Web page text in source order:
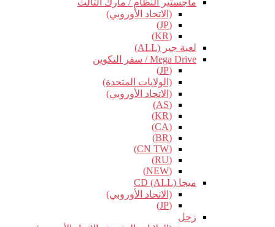
ماجستير النظام / مارك الثالث
(الاتحاد الأوروبي)
(JP)
(KR)
لعبة جير (ALL)
Mega Drive / سفر التكوين
(JP)
(الولايات المتحدة)
(الاتحاد الأوروبي)
(AS)
(KR)
(CA)
(BR)
(CN TW)
(RU)
(NEW)
ميجا CD (ALL)
(الاتحاد الأوروبي)
(JP)
زحل